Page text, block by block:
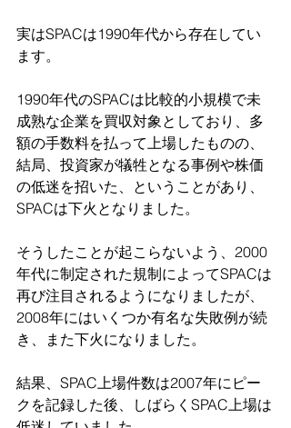
実はSPACは1990年代から存在してい
ます。
1990年代のSPACは比較的小規模で未
成熟な企業を買収対象としており、多
額の手数料を払って上場したものの、
結局、投資家が犠牲となる事例や株価
の低迷を招いた、ということがあり、
SPACは下火となりました。
そうしたことが起こらないよう、2000
年代に制定された規制によってSPACは
再び注目されるようになりましたが、
2008年にはいくつか有名な失敗例が続
き、また下火になりました。
結果、SPAC上場件数は2007年にピー
クを記録した後、しばらくSPAC上場は